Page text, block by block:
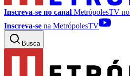
Inscreva-se no canal MetrópolesTV no
Inscreva-se na MetrópolesTV
Busca